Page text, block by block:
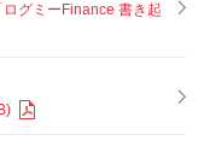
グミーFinance 書き起